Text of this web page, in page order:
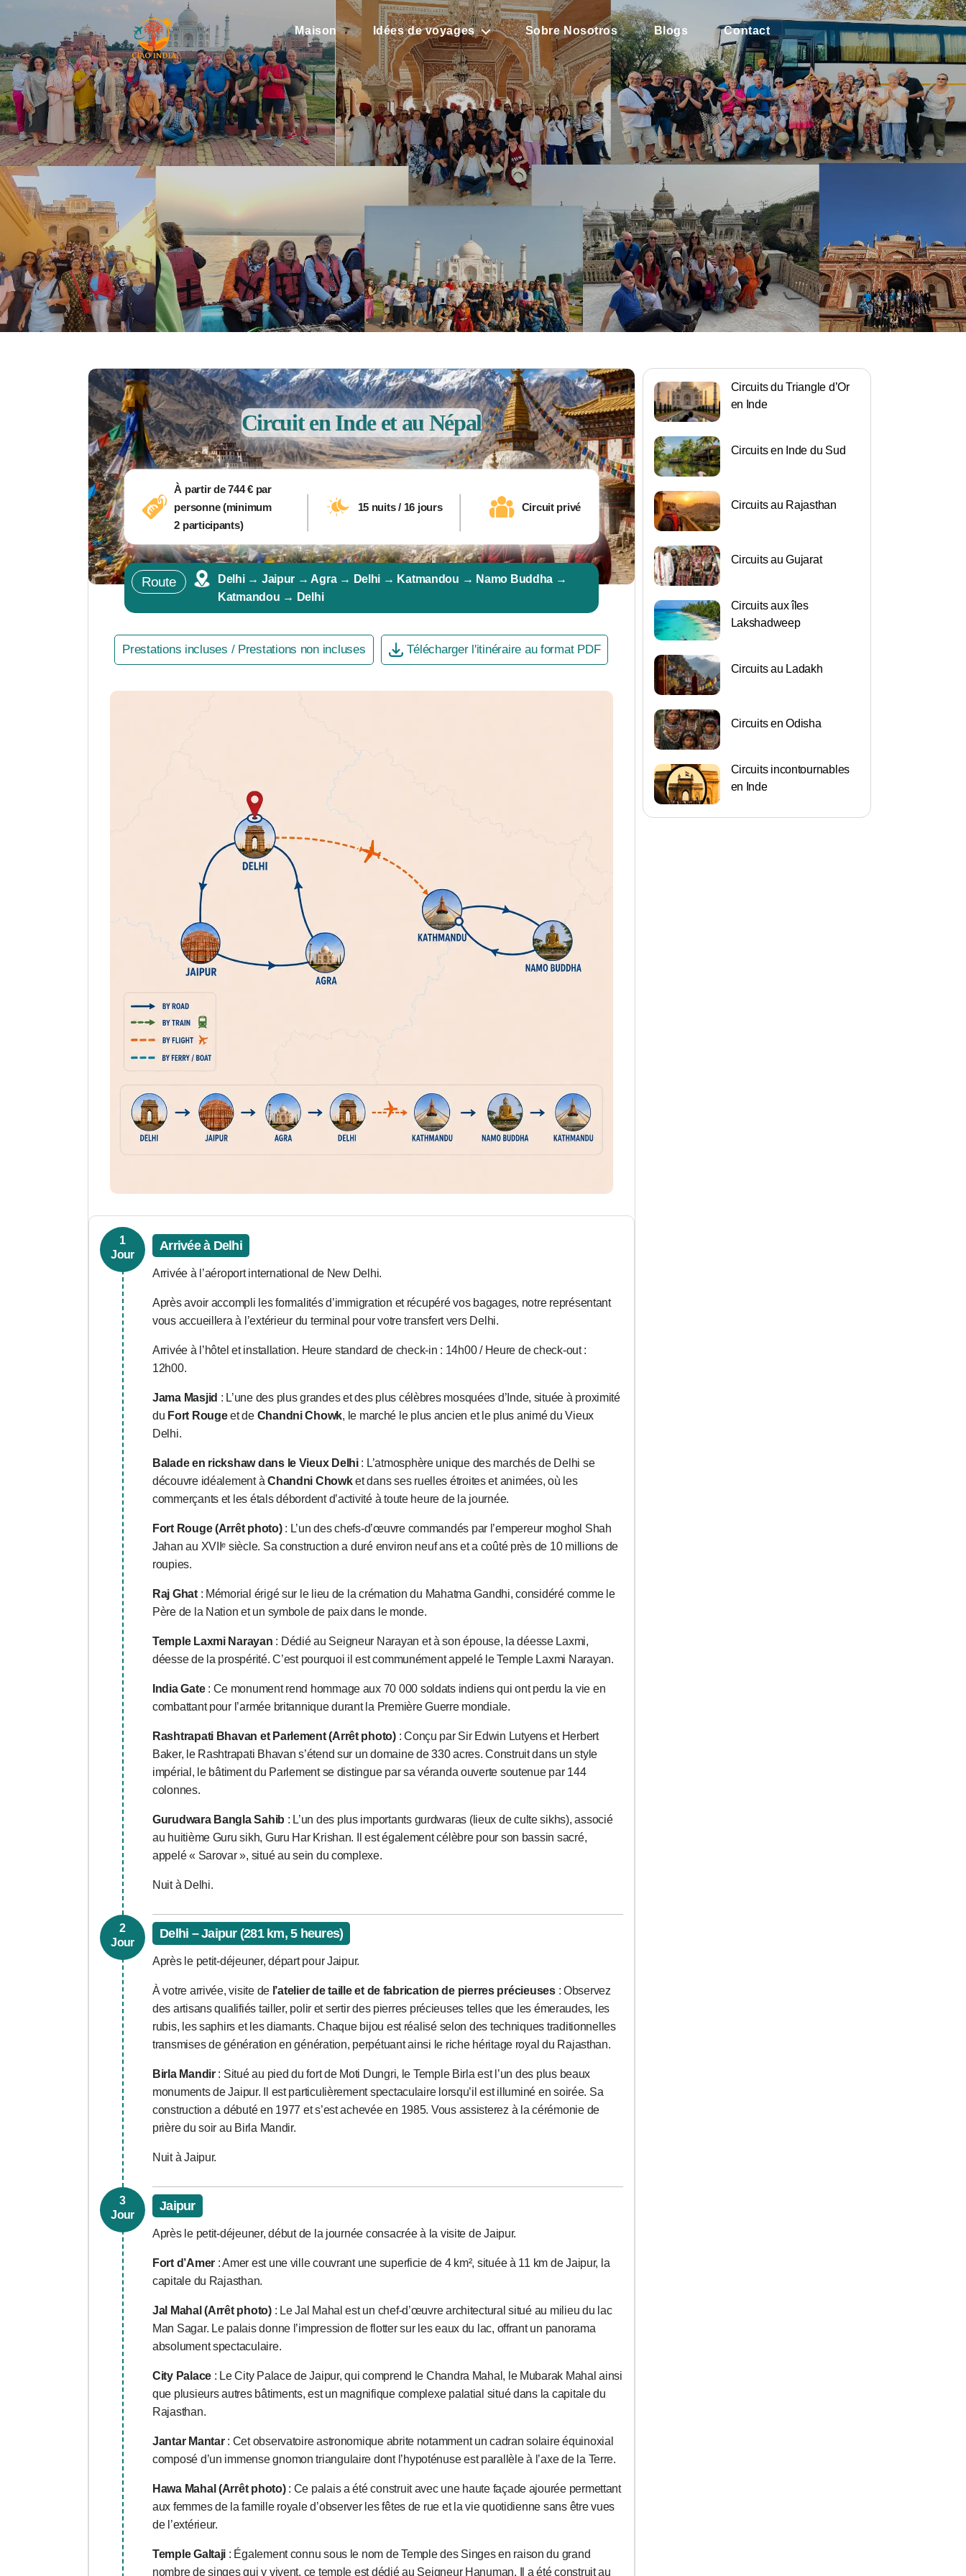
ciaoindiatours
Maison Idées de voyages Sobre Nosotros Blogs Contact
Circuit en Inde et au Népal
À partir de 744 € par
personne (minimum
2 participants)
15 nuits / 16 jours Circuit privé
Route
Delhi → Jaipur → Agra → Delhi → Katmandou → Namo Buddha →
Katmandou → Delhi
Prestations incluses / Prestations non incluses Télécharger l'itinéraire au format PDF
1
Jour
Arrivée à Delhi
Arrivée à l’aéroport international de New Delhi.
Après avoir accompli les formalités d’immigration et récupéré vos bagages, notre représentant
vous accueillera à l’extérieur du terminal pour votre transfert vers Delhi.
Arrivée à l’hôtel et installation. Heure standard de check-in : 14h00 / Heure de check-out :
12h00.
Jama Masjid : L’une des plus grandes et des plus célèbres mosquées d’Inde, située à proximité
du Fort Rougeet de Chandni Chowk, le marché le plus ancien et le plus animé du Vieux
Delhi.
Balade en rickshaw dans le Vieux Delhi: L’atmosphère unique des marchés de Delhi se
découvre idéalement àChandni Chowket dans ses ruelles étroites et animées, où les
commerçants et les étals débordent d’activité à toute heure de la journée.
Fort Rouge (Arrêt photo): L’un des chefs-d’œuvre commandés par l’empereur moghol Shah
Jahan au XVIIᵉ siècle. Sa construction a duré environ neuf ans et a coûté près de 10 millions de
roupies.
Raj Ghat: Mémorial érigé sur le lieu de la crémation du Mahatma Gandhi, considéré comme le
Père de la Nation et un symbole de paix dans le monde.
Temple Laxmi Narayan : Dédié au Seigneur Narayan et à son épouse, la déesse Laxmi,
déesse de la prospérité. C’est pourquoi il est communément appelé le Temple Laxmi Narayan.
India Gate: Ce monument rend hommage aux 70 000 soldats indiens qui ont perdu la vie en
combattant pour l’armée britannique durant la Première Guerre mondiale.
Rashtrapati Bhavan et Parlement (Arrêt photo): Conçu par Sir Edwin Lutyens et Herbert
Baker, le Rashtrapati Bhavan s’étend sur un domaine de 330 acres. Construit dans un style
impérial, le bâtiment du Parlement se distingue par sa véranda ouverte soutenue par 144
colonnes.
Gurudwara Bangla Sahib : L’un des plus importants gurdwaras (lieux de culte sikhs), associé
au huitième Guru sikh, Guru Har Krishan. Il est également célèbre pour son bassin sacré,
appelé « Sarovar », situé au sein du complexe.
Nuit à Delhi.
2
Jour
Delhi – Jaipur (281 km, 5 heures)
Après le petit-déjeuner, départ pour Jaipur.
À votre arrivée, visite de l’atelier de taille et de fabrication de pierres précieuses: Observez
des artisans qualifiés tailler, polir et sertir des pierres précieuses telles que les émeraudes, les
rubis, les saphirs et les diamants. Chaque bijou est réalisé selon des techniques traditionnelles
transmises de génération en génération, perpétuant ainsi le riche héritage royal du Rajasthan.
Birla Mandir: Situé au pied du fort de Moti Dungri, le Temple Birla est l’un des plus beaux
monuments de Jaipur. Il est particulièrement spectaculaire lorsqu’il est illuminé en soirée. Sa
construction a débuté en 1977 et s’est achevée en 1985. Vous assisterez à la cérémonie de
prière du soir au Birla Mandir.
Nuit à Jaipur.
3
Jour
Jaipur
Après le petit-déjeuner, début de la journée consacrée à la visite de Jaipur.
Fort d’Amer : Amer est une ville couvrant une superficie de 4 km², située à 11 km de Jaipur, la
capitale du Rajasthan.
Jal Mahal (Arrêt photo): Le Jal Mahal est un chef-d’œuvre architectural situé au milieu du lac
Man Sagar. Le palais donne l’impression de flotter sur les eaux du lac, offrant un panorama
absolument spectaculaire.
City Palace : Le City Palace de Jaipur, qui comprend le Chandra Mahal, le Mubarak Mahal ainsi
que plusieurs autres bâtiments, est un magnifique complexe palatial situé dans la capitale du
Rajasthan.
Jantar Mantar: Cet observatoire astronomique abrite notamment un cadran solaire équinoxial
composé d’un immense gnomon triangulaire dont l’hypoténuse est parallèle à l’axe de la Terre.
Hawa Mahal (Arrêt photo): Ce palais a été construit avec une haute façade ajourée permettant
aux femmes de la famille royale d’observer les fêtes de rue et la vie quotidienne sans être vues
de l’extérieur.
Temple Galtaji : Également connu sous le nom de Temple des Singes en raison du grand
nombre de singes qui y vivent, ce temple est dédié au Seigneur Hanuman. Il a été construit au
Circuits du Triangle d’Or
en Inde
Circuits en Inde du Sud
Circuits au Rajasthan
Circuits au Gujarat
Circuits aux îles
Lakshadweep
Circuits au Ladakh
Circuits en Odisha
Circuits incontournables
en Inde